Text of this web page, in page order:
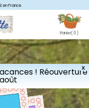
X
! Réouverture
en France.
Panier( 0 )